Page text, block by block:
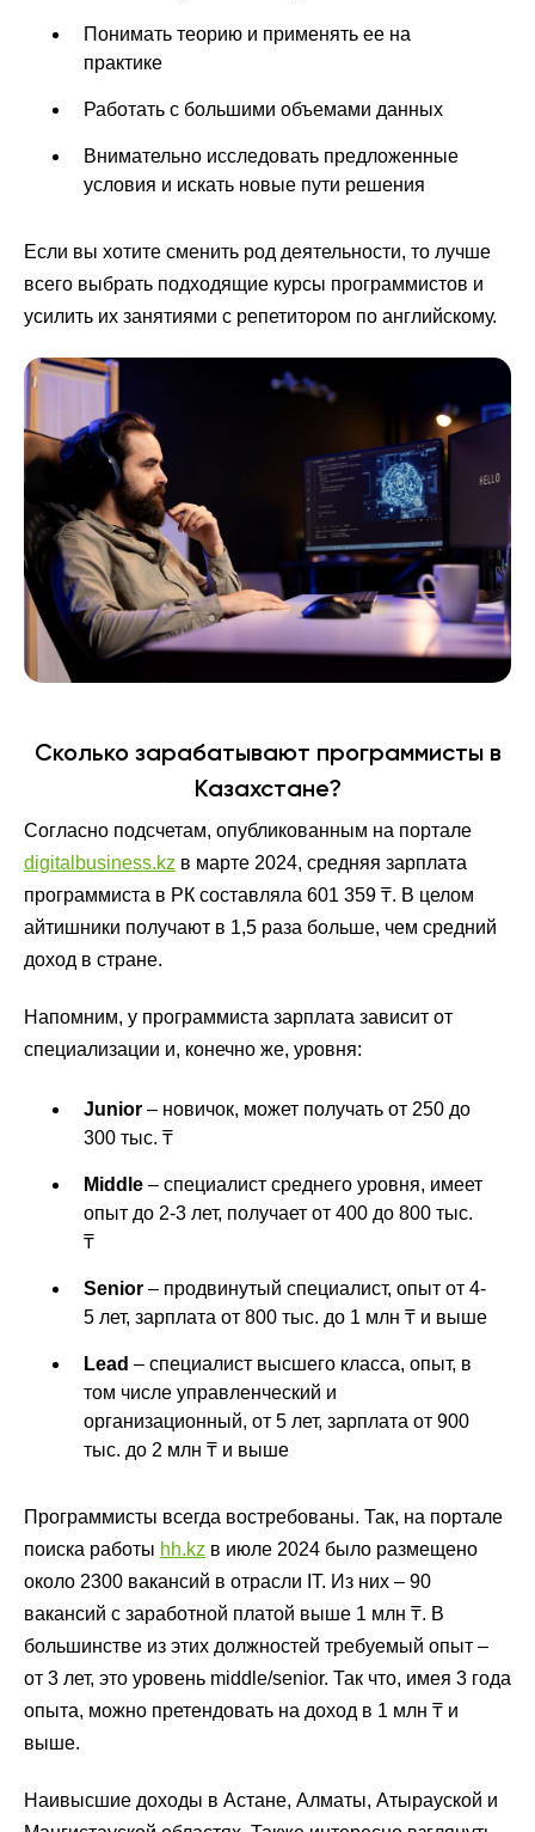
Понимать теорию и применять ее на
практике
Работать с большими объемами данных
Внимательно исследовать предложенные
условия и искать новые пути решения
Если вы хотите сменить род деятельности, то лучше
всего выбрать подходящие курсы программистов и
усилить их занятиями с репетитором по английскому.
Сколько зарабатывают программисты в
Казахстане?
Согласно подсчетам, опубликованным на портале
digitalbusiness.kz в марте 2024, средняя зарплата
программиста в РК составляла 601 359 ₸. В целом
айтишники получают в 1,5 раза больше, чем средний
доход в стране.
Напомним, у программиста зарплата зависит от
специализации и, конечно же, уровня:
Junior – новичок, может получать от 250 до
300 тыс. ₸
Middle – специалист среднего уровня, имеет
опыт до 2-3 лет, получает от 400 до 800 тыс.
₸
Senior – продвинутый специалист, опыт от 4-
5 лет, зарплата от 800 тыс. до 1 млн ₸ и выше
Lead – специалист высшего класса, опыт, в
том числе управленческий и
организационный, от 5 лет, зарплата от 900
тыс. до 2 млн ₸ и выше
Программисты всегда востребованы. Так, на портале
поиска работы hh.kz в июле 2024 было размещено
около 2300 вакансий в отрасли IT. Из них – 90
вакансий с заработной платой выше 1 млн ₸. В
большинстве из этих должностей требуемый опыт –
от 3 лет, это уровень middle/senior. Так что, имея 3 года
опыта, можно претендовать на доход в 1 млн ₸ и
выше.
Наивысшие доходы в Астане, Алматы, Атырауской и